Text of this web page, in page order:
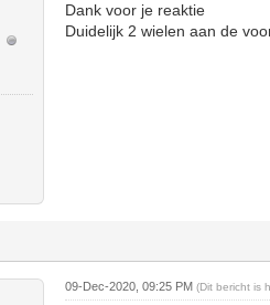
Dank voor je reaktie
Duidelijk 2 wielen aan de
09-Dec-2020, 09:25 PM(Dit bericht is